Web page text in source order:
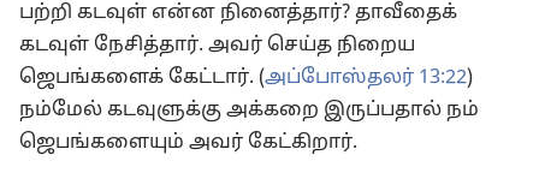
பற்றி கடவுள் என்ன நினைத்தார்? தாவீதைக்
கடவுள் நேசித்தார். அவர் செய்த நிறைய
ஜெபங்களைக் கேட்டார். (அப்போஸ்தலர் 13:22)
நம்மேல் கடவுளுக்கு அக்கறை இருப்பதால் நம்
ஜெபங்களையும் அவர் கேட்கிறார்.